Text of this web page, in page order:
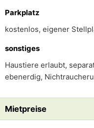
Parkplatz
kostenlos, eigener
sonstiges
Haustiere erlaubt,
ebenerdig,
Mietpreise